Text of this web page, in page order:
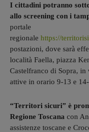
I cittadini potranno
allo screening con i
portale
regionale https://
postazioni, dove sarà
località Faella, piazza
Castelfranco di Sopra, in
attive in orario 9-13 e
“Territori sicuri” è
Regione Toscana con
assistenze toscane e